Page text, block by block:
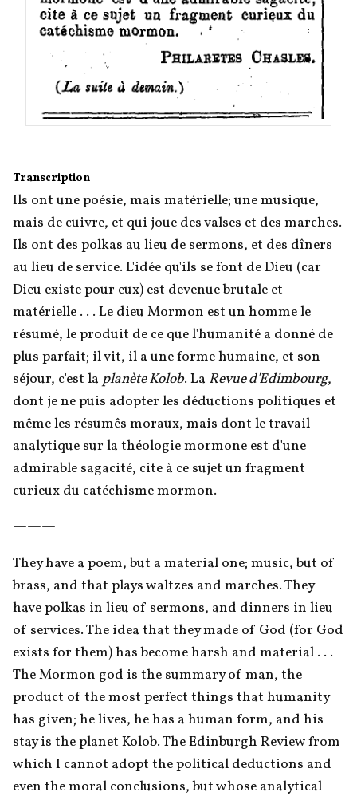
Transcription
Ils ont une poésie, mais matérielle; une musique,
mais de cuivre, et qui joue des valses et des marches.
Ils ont des polkas au lieu de sermons, et des dîners
au lieu de service. L'idée qu'ils se font de Dieu (car
Dieu existe pour eux) est devenue brutale et
matérielle . . . Le dieu Mormon est un homme le
résumé, le produit de ce que l'humanité a donné de
plus parfait; il vit, il a une forme humaine, et son
séjour, c'est la planète Kolob. La Revue d'Edimbourg,
dont je ne puis adopter les déductions politiques et
même les résumês moraux, mais dont le travail
analytique sur la théologie mormone est d'une
admirable sagacité, cite à ce sujet un fragment
curieux du catéchisme mormon.
———
They have a poem, but a material one; music, but of
brass, and that plays waltzes and marches. They
have polkas in lieu of sermons, and dinners in lieu
of services. The idea that they made of God (for God
exists for them) has become harsh and material . . .
The Mormon god is the summary of man, the
product of the most perfect things that humanity
has given; he lives, he has a human form, and his
stay is the planet Kolob. The Edinburgh Review from
which I cannot adopt the political deductions and
even the moral conclusions, but whose analytical